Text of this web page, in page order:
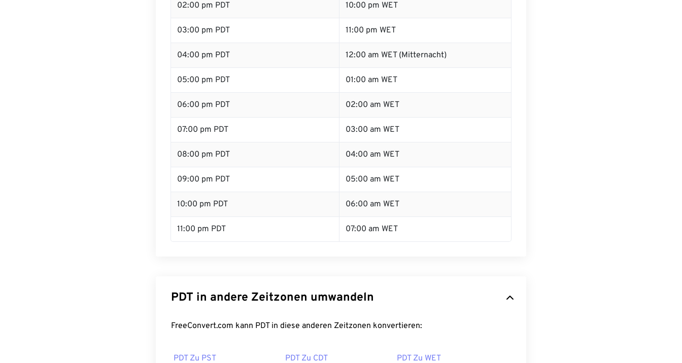
02:00 pm PDT 10:00 pm WET
03:00 pm PDT 11:00 pm WET
04:00 pm PDT 12:00 am WET (Mitternacht)
05:00 pm PDT 01:00 am WET
06:00 pm PDT 02:00 am WET
07:00 pm PDT 03:00 am WET
08:00 pm PDT 04:00 am WET
09:00 pm PDT 05:00 am WET
10:00 pm PDT 06:00 am WET
11:00 pm PDT 07:00 am WET
PDT in andere Zeitzonen umwandeln
FreeConvert.com kann PDT in diese anderen Zeitzonen konvertieren:
PDT Zu PST PDT Zu CDT PDT Zu WET